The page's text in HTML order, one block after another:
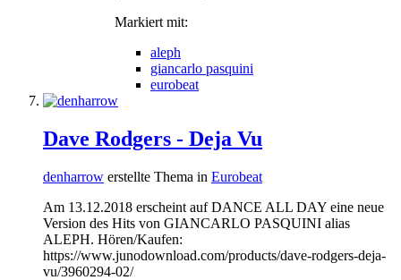
Markiert mit:
aleph
giancarlo pasquini
eurobeat
Dave Rodgers - Deja Vu
denharrow erstellte Thema in Eurobeat
Am 13.12.2018 erscheint auf DANCE ALL DAY eine neue
Version des Hits von GIANCARLO PASQUINI alias
ALEPH. Hören/Kaufen:
https://www.junodownload.com/products/dave-rodgers-deja-
vu/3960294-02/